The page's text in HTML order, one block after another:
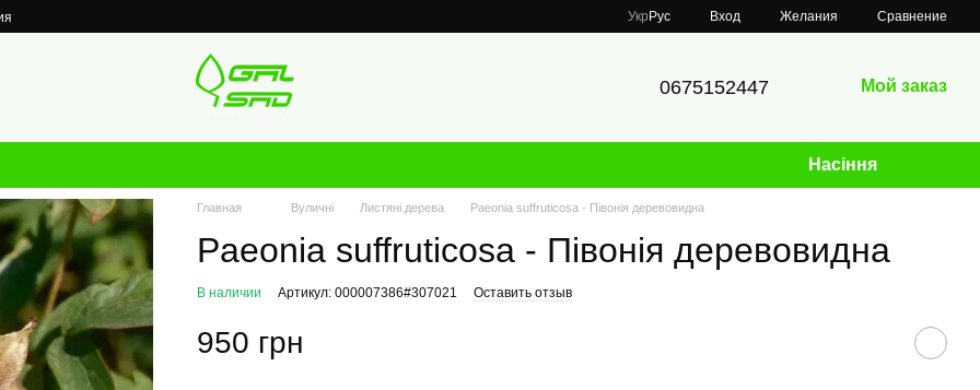
Укр Рус Вход Желания Сравнение
0675152447 Мой заказ
Насіння
Главная Вуличні Листяні дерева Paeonia suffruticosa - Півонія деревовидна
Paeonia suffruticosa - Півонія деревовидна
В наличии Артикул: 000007386#307021 Оставить отзыв
950 грн